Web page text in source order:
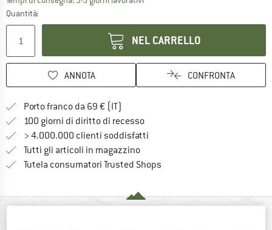
Quantità:
NEL CARRELLO
ANNOTA CONFRONTA
Porto franco da 69 € (IT)
100 giorni di diritto di recessoVai alla politica di recesso qui
> 4.000.000 clienti soddisfatti
Tutti gli articoli in magazzino
Tutela consumatori Trusted Shops